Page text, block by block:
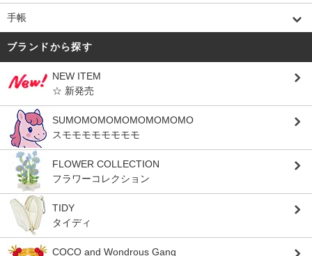
手帳
ブランドから探す
NEW ITEM
☆ 新発売
SUMOMOMOMOMOMOMOMO
スモモモモモモモモ
FLOWER COLLECTION
フラワーコレクション
TIDY
タイディ
COCO and Wondrous Gang